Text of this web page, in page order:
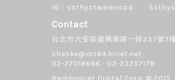
IG：sothystaiwanspa
Contact
台北市大安區復興南路一段237號7
shelike@ms64.hinet.net
02-27018686 ‧ 02-23257178
Bamboocat Digital Corp. © 2015